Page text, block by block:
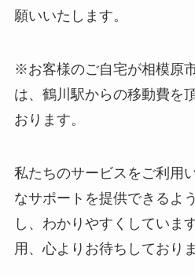
願いいたします。
※お客様のご自宅が相模原
は、鶴川駅からの移動費を
おります。
私たちのサービスをご利用
なサポートを提供できるよ
し、わかりやすくしていま
用、心よりお待ちしておりま